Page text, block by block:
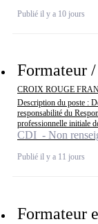
Publié il y a 10 jours
Formateur
CROIX ROUGE
Description du poste :
responsabilité du
professionnelle initiale
CDI - Non
Publié il y a 11 jours
Formateur